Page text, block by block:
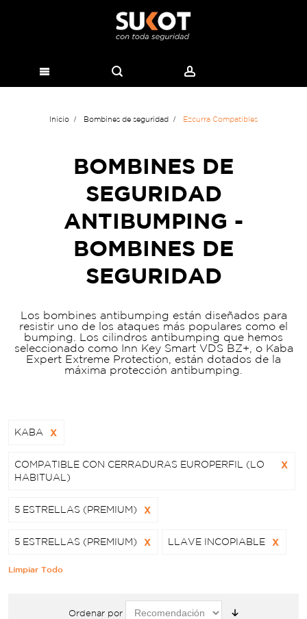
Inicio Bombines de seguridad Ezcurra Compatibles
BOMBINES DE
SEGURIDAD
ANTIBUMPING -
BOMBINES DE
SEGURIDAD
Los bombines antibumping están diseñados para
resistir uno de los ataques más populares como el
bumping. Los cilindros antibumping que hemos
seleccionado como Inn Key Smart VDS BZ+, o Kaba
Expert Extreme Protection, están dotados de la
máxima protección antibumping.
KABA X
COMPATIBLE CON CERRADURAS EUROPERFIL (LO
HABITUAL)
X
5 ESTRELLAS (PREMIUM) X
5 ESTRELLAS (PREMIUM) X LLAVE INCOPIABLE X
Limpiar Todo
Ordenar por